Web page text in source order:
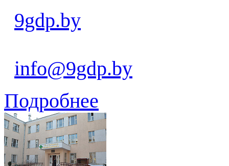
9gdp.by
info@9gdp.by
Подробнее